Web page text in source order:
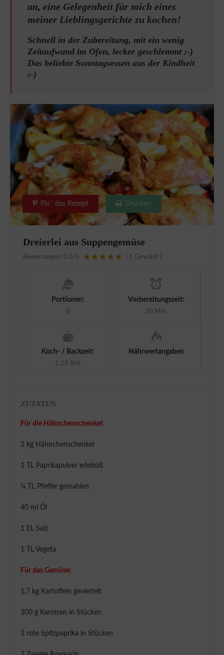
an, eine Gelegenheit für mich eines
meiner Lieblingsgerichte zu kochen!
Schnell in der Zubereitung, mit ein wenig
Zeitaufwand im Ofen, lecker geschlemmt :-)
Das beliebte Sonntagsessen aus der Kindheit
:-)
Pin´ das Rezept Drucken
Dreierlei aus Suppengemüse
Bewertungen 5.0/5 1 Gewählt )
Portionen:
6
Vorbereitungszeit:
30 Min.
Koch- / Backzeit:
1,25 Std.
Nährwertangaben
ZUTATEN
Für die Hähnchenschenkel:
2 kg Hähnchenschenkel
1 TL Paprikapulver edelsüß
¼ TL Pfeffer gemahlen
40 ml Öl
1 EL Salz
1 TL Vegeta
Für das Gemüse:
1,7 kg Kartoffeln geviertelt
300 g Karotten in Stücken
3 rote Spitzpaprika in Stücken